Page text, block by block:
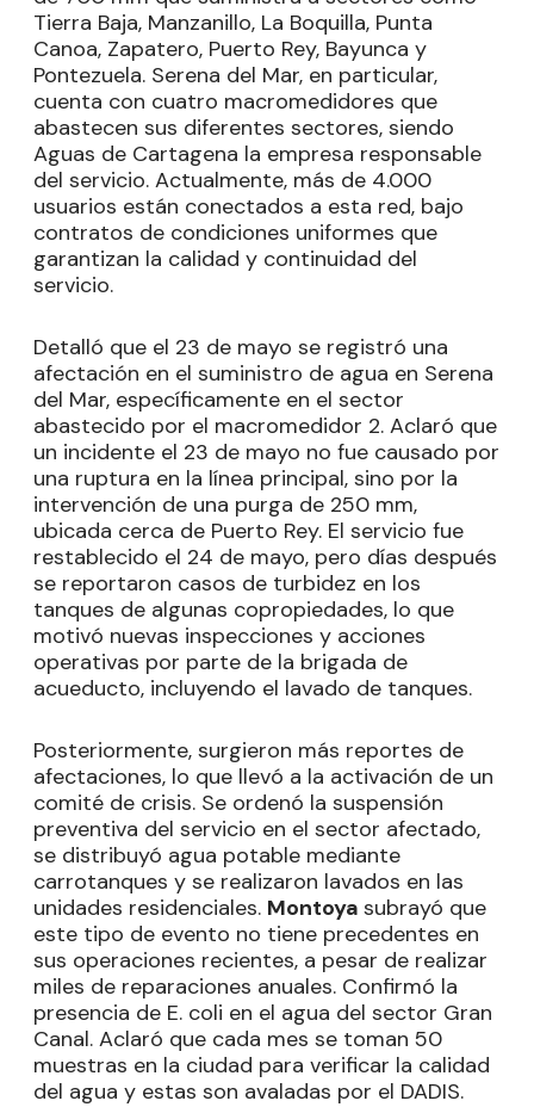
Tierra Baja, Manzanillo, La Boquilla, Punta
Canoa, Zapatero, Puerto Rey, Bayunca y
Pontezuela. Serena del Mar, en particular,
cuenta con cuatro macromedidores que
abastecen sus diferentes sectores, siendo
Aguas de Cartagena la empresa responsable
del servicio. Actualmente, más de 4.000
usuarios están conectados a esta red, bajo
contratos de condiciones uniformes que
garantizan la calidad y continuidad del
servicio.
Detalló que el 23 de mayo se registró una
afectación en el suministro de agua en Serena
del Mar, específicamente en el sector
abastecido por el macromedidor 2. Aclaró que
un incidente el 23 de mayo no fue causado por
una ruptura en la línea principal, sino por la
intervención de una purga de 250 mm,
ubicada cerca de Puerto Rey. El servicio fue
restablecido el 24 de mayo, pero días después
se reportaron casos de turbidez en los
tanques de algunas copropiedades, lo que
motivó nuevas inspecciones y acciones
operativas por parte de la brigada de
acueducto, incluyendo el lavado de tanques.
Posteriormente, surgieron más reportes de
afectaciones, lo que llevó a la activación de un
comité de crisis. Se ordenó la suspensión
preventiva del servicio en el sector afectado,
se distribuyó agua potable mediante
carrotanques y se realizaron lavados en las
unidades residenciales. Montoya subrayó que
este tipo de evento no tiene precedentes en
sus operaciones recientes, a pesar de realizar
miles de reparaciones anuales. Confirmó la
presencia de E. coli en el agua del sector Gran
Canal. Aclaró que cada mes se toman 50
muestras en la ciudad para verificar la calidad
del agua y estas son avaladas por el DADIS.